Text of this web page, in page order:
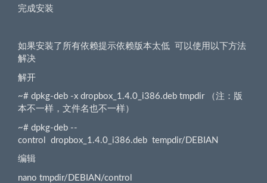
完成安装
如果安装了所有依赖提示依赖版本太低 可以使用以下方法
解决
解开
~# dpkg-deb -x dropbox_1.4.0_i386.deb tmpdir （注：版
本不一样，文件名也不一样）
~# dpkg-deb --
control dropbox_1.4.0_i386.deb tempdir/DEBIAN
编辑
nano tmpdir/DEBIAN/control